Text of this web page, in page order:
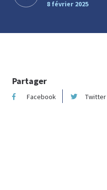
8 février 2025
Partager
Facebook Twitter